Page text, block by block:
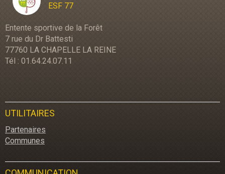
ESF 77
Entente sportive de la Forêt
7 rue du Dr Battesti
77760 LA CHAPELLE LA REINE
Tél : 01.64.24.07.11
UTILITAIRES
Partenaires
Communes